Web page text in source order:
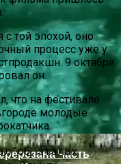
Поликарбонат В
Часть
той эпохой, оно
процесс уже у
9 октября
он.
что на фестивале
молодые